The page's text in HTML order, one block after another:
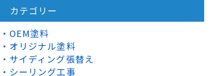
カテゴリー
OEM塗料
オリジナル塗料
サイディング張替え
シーリング工事